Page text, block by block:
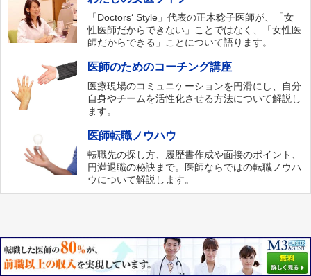
「Doctors‘ Style」代表の正木稔子医師が、「女
性医師だからできない」ことではなく、「女性医
師だからできる」ことについて語ります。
医師のためのコーチング講座
医療現場のコミュニケーションを円滑にし、自分
自身やチームを活性化させる方法について解説し
ます。
医師転職ノウハウ
転職先の探し方、履歴書作成や面接のポイント、
円満退職の秘訣まで。医師ならではの転職ノウハ
ウについて解説します。